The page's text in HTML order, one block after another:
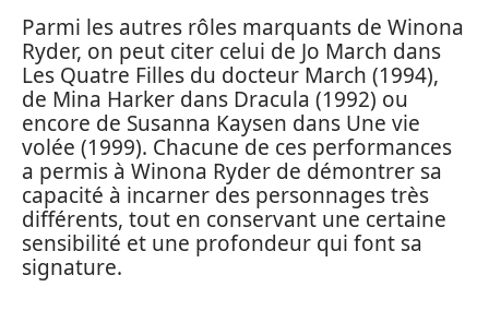
Parmi les autres rôles marquants de Winona
Ryder, on peut citer celui de Jo March dans
Les Quatre Filles du docteur March (1994),
de Mina Harker dans Dracula (1992) ou
encore de Susanna Kaysen dans Une vie
volée (1999). Chacune de ces performances
a permis à Winona Ryder de démontrer sa
capacité à incarner des personnages très
différents, tout en conservant une certaine
sensibilité et une profondeur qui font sa
signature.